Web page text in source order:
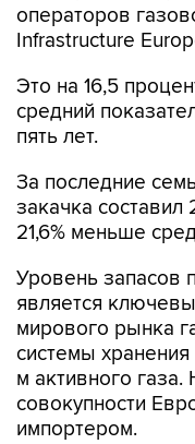
операторов
Infrastructure
Это на 16,5
средний
пять лет.
За последние
закачка составил
21,6% меньше
Уровень запасов
является
мирового рынка
системы
м активного
совокупности
импортером.